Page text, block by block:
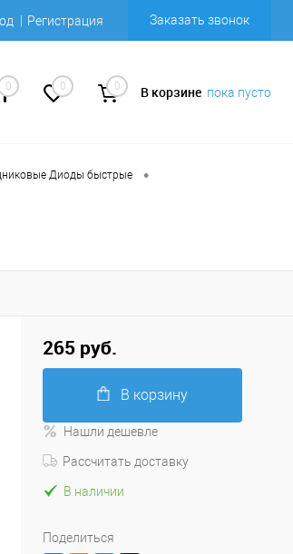
Регистрация Заказать звонок
0 0 0 В корзине пока пусто
Диоды быстрые •
265 руб.
В корзину
Нашли дешевле
Рассчитать доставку
В наличии
Поделиться